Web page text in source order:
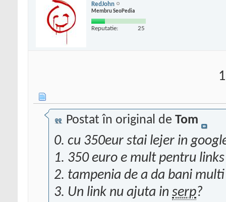
RedJohn
Membru SeoPedia
Reputatie: 25
Postat în original de Tom
0. cu 350eur stai lejer in
1. 350 euro e mult pentru
2. tampenia de a da bani
3. Un link nu ajuta in serp?